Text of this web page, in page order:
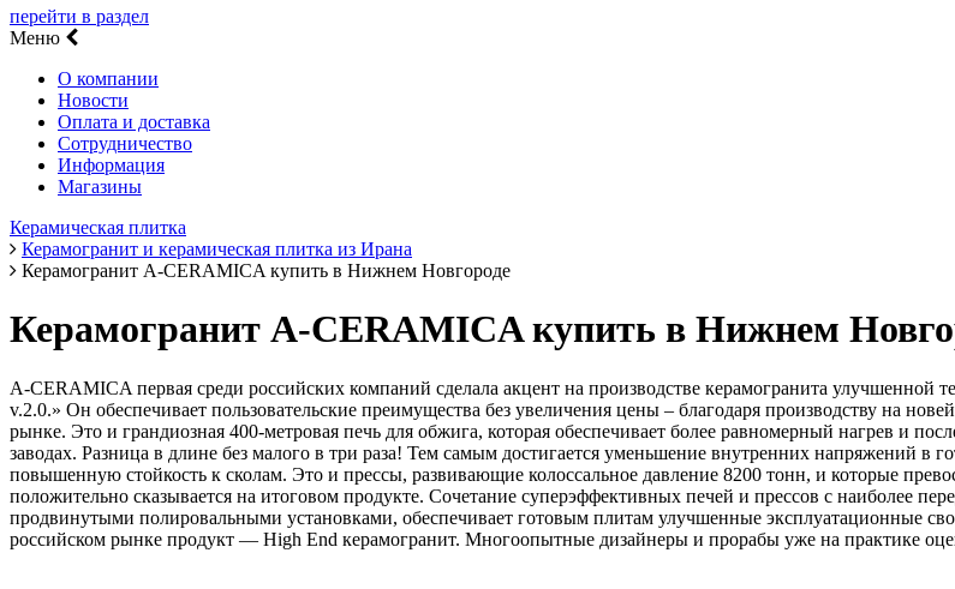
перейти в раздел
Меню
О компании
Новости
Оплата и доставка
Сотрудничество
Информация
Магазины
Керамическая плитка
Керамогранит и керамическая плитка из Ирана
Керамогранит A-CERAMICA купить в Нижнем Новгороде
Керамогранит A-CERAMICA купить в Нижнем
A-CERAMICA первая среди российских компаний сделала акцент на производстве керамогранита улучшенной
v.2.0.» Он обеспечивает пользовательские преимущества без увеличения цены – благодаря производству на
рынке. Это и грандиозная 400-метровая печь для обжига, которая обеспечивает более равномерный нагрев и
заводах. Разница в длине без малого в три раза! Тем самым достигается уменьшение внутренних напряжений в
повышенную стойкость к сколам. Это и прессы, развивающие колоссальное давление 8200 тонн, и которые
положительно сказывается на итоговом продукте. Сочетание суперэффективных печей и прессов с наиболее
продвинутыми полировальными установками, обеспечивает готовым плитам улучшенные эксплуатационные
российском рынке продукт — High End керамогранит. Многоопытные дизайнеры и прорабы уже на практике